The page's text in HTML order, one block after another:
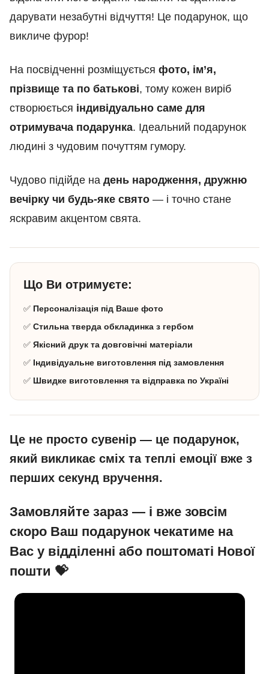
дарувати незабутні відчуття! Це подарунок, що
викличе фурор!
На посвідченні розміщується фото, ім’я,
прізвище та по батькові, тому кожен виріб
створюється індивідуально саме для
отримувача подарунка. Ідеальний подарунок
людині з чудовим почуттям гумору.
Чудово підійде на день народження, дружню
вечірку чи будь-яке свято — і точно стане
яскравим акцентом свята.
Що Ви отримуєте:
✅ Персоналізація під Ваше фото
✅ Стильна тверда обкладинка з гербом
✅ Якісний друк та довговічні матеріали
✅ Індивідуальне виготовлення під замовлення
✅ Швидке виготовлення та відправка по Україні
Це не просто сувенір — це подарунок,
який викликає сміх та теплі емоції вже з
перших секунд вручення.
Замовляйте зараз — і вже зовсім
скоро Ваш подарунок чекатиме на
Вас у відділенні або поштоматі Нової
пошти 💝